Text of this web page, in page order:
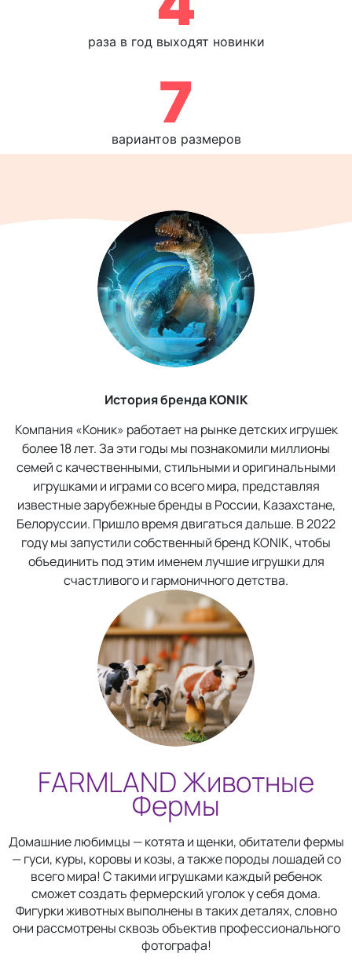
раза в год выходят новинки
7
вариантов размеров
История брендаKONIK
Компания «Коник» работает на рынке детских игрушек
более 18 лет. За эти годы мы познакомили миллионы
семей с качественными, стильными и оригинальными
игрушками и играми со всего мира, представляя
известные зарубежные бренды в России, Казахстане,
Белоруссии. Пришло время двигаться дальше. В 2022
году мы запустили собственный бренд KONIK, чтобы
объединить под этим именем лучшие игрушки для
счастливого и гармоничного детства.
FARMLAND Животные
Фермы
Домашние любимцы — котята и щенки, обитатели фермы
— гуси, куры, коровы и козы, а также породы лошадей со
всего мира! С такими игрушками каждый ребенок
сможет создать фермерский уголок у себя дома.
Фигурки животных выполнены в таких деталях, словно
они рассмотрены сквозь объектив профессионального
фотографа!